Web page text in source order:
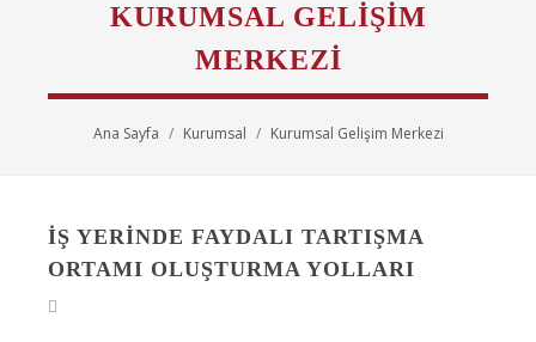
KURUMSAL GELIŞIM
MERKEZI
Ana Sayfa Kurumsal Kurumsal Gelişim Merkezi
İŞ YERİNDE FAYDALI TARTIŞMA
ORTAMI OLUŞTURMA YOLLARI